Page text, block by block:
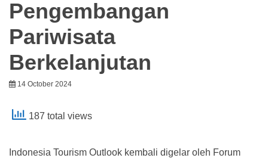
Pengembangan
Pariwisata
Berkelanjutan
14 October 2024
187 total views
Indonesia Tourism Outlook kembali digelar oleh Forum